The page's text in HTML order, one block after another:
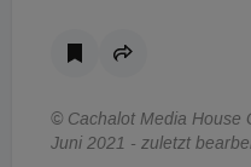
© Cachalot Media House
Juni 2021 - zuletzt